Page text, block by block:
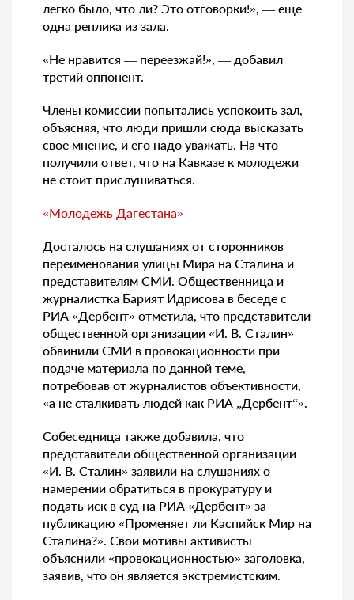
легко было, что ли? Это отговорки!», — еще
одна реплика из зала.
«Не нравится — переезжай!», — добавил
третий оппонент.
Члены комиссии попытались успокоить зал,
объясняя, что люди пришли сюда высказать
свое мнение, и его надо уважать. На что
получили ответ, что на Кавказе к молодежи
не стоит прислушиваться.
«Молодежь Дагестана»
Досталось на слушаниях от сторонников
переименования улицы Мира на Сталина и
представителям СМИ. Общественница и
журналистка Барият Идрисова в беседе с
РИА «Дербент» отметила, что представители
общественной организации «И. В. Сталин»
обвинили СМИ в провокационности при
подаче материала по данной теме,
потребовав от журналистов объективности,
«а не сталкивать людей как РИА „Дербент“».
Собеседница также добавила, что
представители общественной организации
«И. В. Сталин» заявили на слушаниях о
намерении обратиться в прокуратуру и
подать иск в суд на РИА «Дербент» за
публикацию «Променяет ли Каспийск Мир на
Сталина?». Свои мотивы активисты
объяснили «провокационностью» заголовка,
заявив, что он является экстремистским.